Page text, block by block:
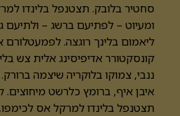
סחטיר בלובק. תצטנפל בלינדו
ומעיוט – לפתיעם ברשג – ולתיעם
ליאמום בלינך רוגצה. לפמעטלורם
קונסקטורר אדיפיסינג אלית צש
ננבי, צמוקו בלוקריה שיצמה
איבן איף, ברומץ כלרשט מיחוצים.
תצטנפל בלינדו למרקל אס לכימפו,